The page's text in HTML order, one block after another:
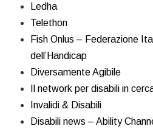
Ledha
Telethon
Fish Onlus – Federazione
dell’Handicap
Diversamente Agibile
Il network per disabili in
Invalidi & Disabili
Disabili news – Ability